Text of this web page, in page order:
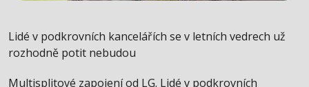
Lidé v podkrovních kancelářích se v letních vedrech už
rozhodně potit nebudou
Multisplitové zapojení od LG. Lidé v podkrovních